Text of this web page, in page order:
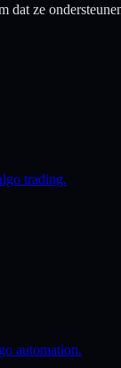
dat ze
trading.
automation.